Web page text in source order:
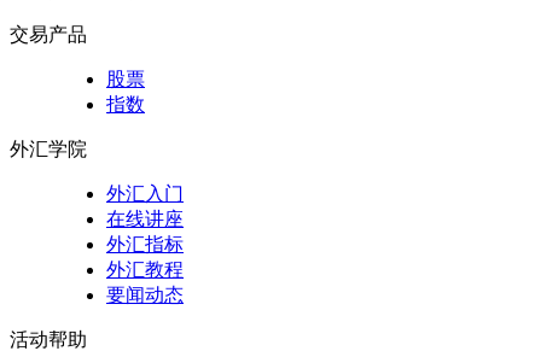
交易产品
股票
指数
外汇学院
外汇入门
在线讲座
外汇指标
外汇教程
要闻动态
活动帮助